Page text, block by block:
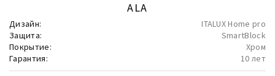
ALA
Дизайн:
ITALUX Home pro
Защита:
SmartBlock
Покрытие:
Хром
Гарантия:
10 лет